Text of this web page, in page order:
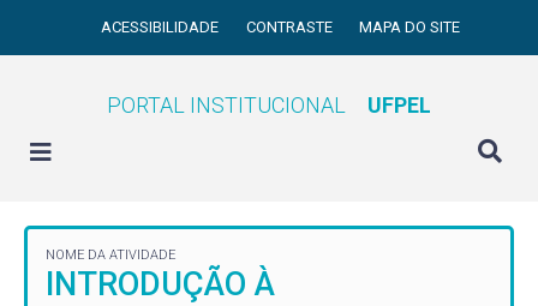
ACESSIBILIDADE CONTRASTE MAPA DO SITE
PORTAL INSTITUCIONAL UFPEL
NOME DA ATIVIDADE
INTRODUÇÃO À